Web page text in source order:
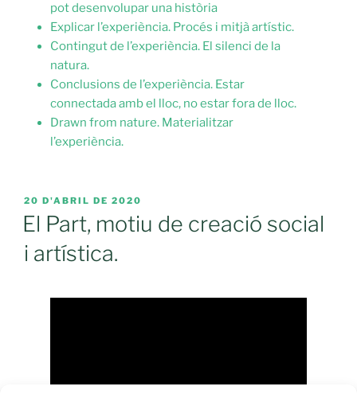
pot desenvolupar una història
Explicar l’experiència. Procés i mitjà artístic.
Contingut de l’experiència. El silenci de la
natura.
Conclusions de l’experiència. Estar
connectada amb el lloc, no estar fora de lloc.
Drawn from nature. Materialitzar
l’experiència.
PUBLICAT
A
20 D'ABRIL DE 2020
El Part, motiu de creació social
i artística.